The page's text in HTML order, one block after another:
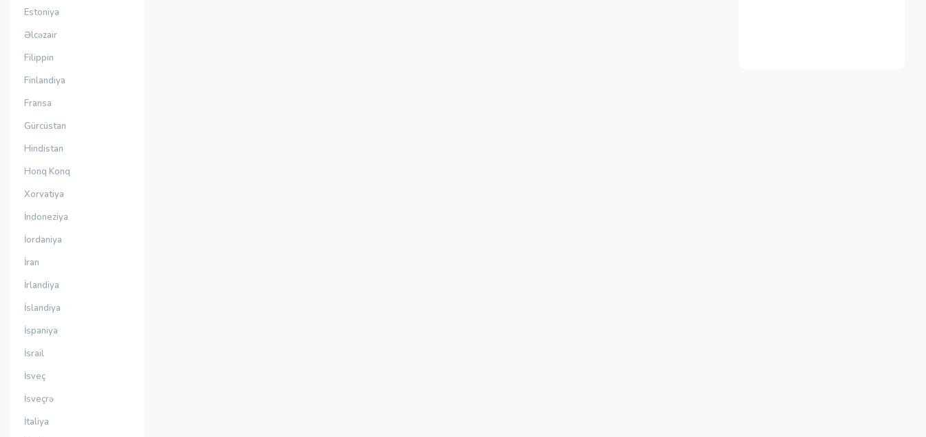
Estoniya
Əlcəzair
Filippin
Finlandiya
Fransa
Gürcüstan
Hindistan
Honq Konq
Xorvatiya
İndoneziya
İordaniya
İran
İrlandiya
İslandiya
İspaniya
İsrail
İsveç
İsveçrə
İtaliya